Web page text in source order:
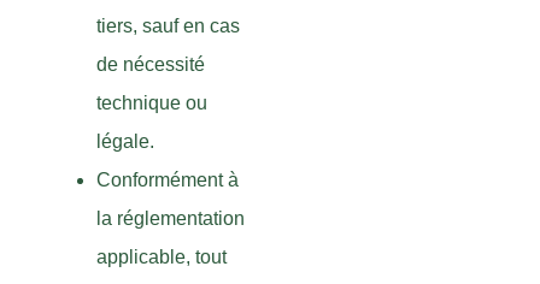
tiers, sauf en cas
de nécessité
technique ou
légale.
Conformément à
la réglementation
applicable, tout